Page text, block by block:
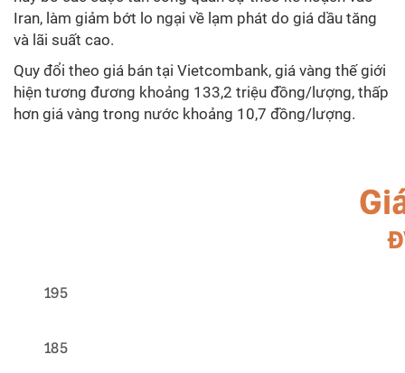
Iran, làm giảm bớt lo ngại về lạm phát do giá dầu tăng
và lãi suất cao.
Quy đổi theo giá bán tại Vietcombank, giá vàng thế giới
hiện tương đương khoảng 133,2 triệu đồng/lượng, thấp
hơn giá vàng trong nước khoảng 10,7 đồng/lượng.